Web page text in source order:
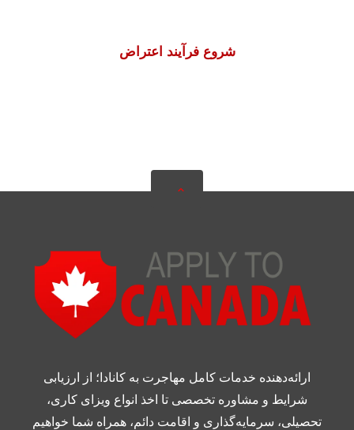
شروع فرآیند اعتراض
ارائه‌دهنده خدمات کامل مهاجرت به کانادا؛ از ارزیابی
شرایط و مشاوره تخصصی تا اخذ انواع ویزای کاری،
تحصیلی، سرمایه‌گذاری و اقامت دائم، همراه شما خواهیم